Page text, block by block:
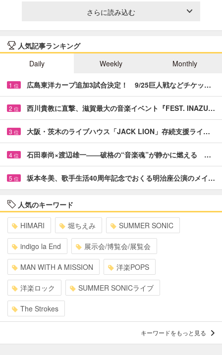
さらに読み込む
人気記事ランキング
Daily
Weekly Monthly
1 位 広島東洋カープ追加3試合決定！ 9/25巨人戦などチケッ…
2 位 西川貴教に直撃、滋賀最大の音楽イベント『FEST. INAZU…
3 位 大阪・茨木のライブハウス「JACK LION」存続支援ライ…
4 位 石田泰尚×渡辺雄一――破格の“音楽魂”が静かに燃える …
5 位 坂本冬美、歌手生活40周年記念でおくる明治座公演のメイ…
人気のキーワード
HIMARI 堀ちえみ SUMMER SONIC
indigo la End 展示会/博覧会/展覧会
MAN WITH A MISSION 洋楽POPS
洋楽ロック SUMMER SONICライブ
The Strokes
キーワードをもっと見る